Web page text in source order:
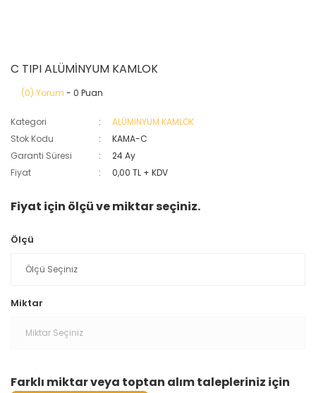
C TIPI ALÜMİNYUM KAMLOK
(0) Yorum - 0 Puan
Kategori
ALÜMİNYUM KAMLOK
Stok Kodu
KAMA-C
Garanti Süresi
24 Ay
Fiyat
0,00 TL + KDV
Fiyat için ölçü ve miktar seçiniz.
Ölçü
Miktar
Farklı miktar veya toptan alım talepleriniz için